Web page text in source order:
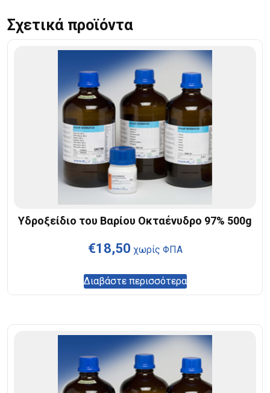
Σχετικά προϊόντα
Υδροξείδιο του Βαρίου Οκταένυδρο 97% 500g
€18,50 χωρίς ΦΠΑ
Διαβάστε περισσότερα